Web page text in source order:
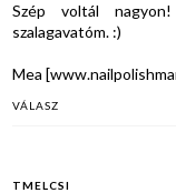
Szép voltál
szalagavatóm. :)
Mea
VÁLASZ
TMELCSI